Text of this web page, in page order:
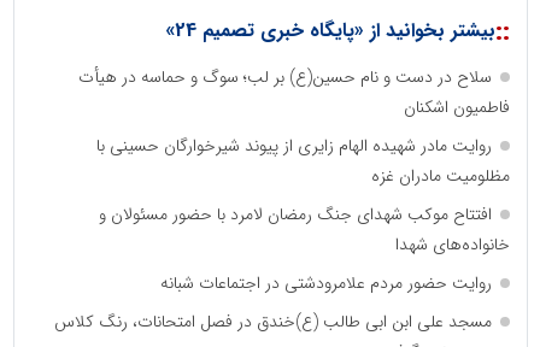
::بیشتر بخوانید از «پایگاه خبری تصمیم 24»
سلاح در دست و نام حسین(ع) بر لب؛ سوگ و حماسه در هیأت
فاطمیون اشکنان
روایت مادر شهیده الهام زایری از پیوند شیرخوارگان حسینی با
مظلومیت مادران غزه
افتتاح موکب شهدای جنگ رمضان لامرد با حضور مسئولان و
خانواده‌های شهدا
روایت حضور مردم علامرودشتی در اجتماعات شبانه
مسجد علی ابن ابی طالب (ع)خندق در فصل امتحانات، رنگ کلاس